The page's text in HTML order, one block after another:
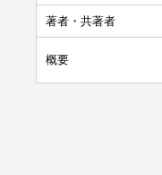
著者・共著者
概要